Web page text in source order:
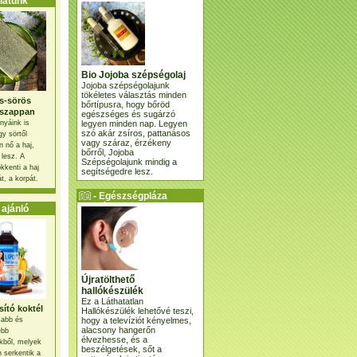
sörös
is
sörtől
nő a haj,
lesz. A
a haj
a korpát.
koktél
és
melyek
serkentik a
Bio Jojoba szépségolaj
Jojoba szépségolajunk
tökéletes választás minden
bőrtípusra, hogy bőröd
egészséges és sugárzó
legyen minden nap. Legyen
szó akár zsíros, pattanásos
vagy száraz, érzékeny
bőrről, Jojoba
Szépségolajunk mindig a
segítségedre lesz.
- Egészségpláza
ajánlatunk -
Újratölthető
hallókészülék
Ez a Láthatatlan
Hallókészülék lehetővé teszi,
hogy a televíziót kényelmes,
alacsony hangerőn
élvezhesse, és a
beszélgetések, sőt a